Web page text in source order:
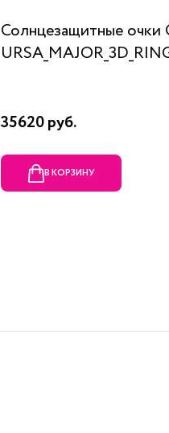
Солнцезащитные очки
35620 руб.
В КОРЗИНУ